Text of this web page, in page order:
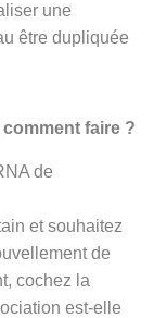
une
être dupliquée
faire ?
de
et souhaitez
de
cochez la
est-elle